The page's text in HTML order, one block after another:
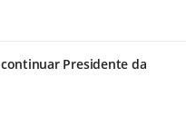
Presidente da